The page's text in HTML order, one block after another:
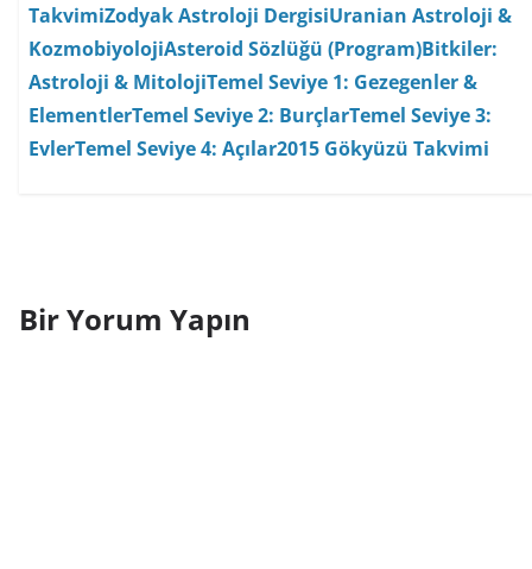
TakvimiZodyak Astroloji DergisiUranian Astroloji &
KozmobiyolojiAsteroid Sözlüğü (Program)Bitkiler:
Astroloji & MitolojiTemel Seviye 1: Gezegenler &
ElementlerTemel Seviye 2: BurçlarTemel Seviye 3:
EvlerTemel Seviye 4: Açılar2015 Gökyüzü Takvimi
Bir Yorum Yapın